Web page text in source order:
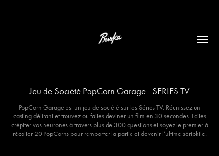
Jeu de Société PopCorn Garage - SERIES TV
PopCorn Garage est un jeu de société sur les Séries TV. Réunissez un
casting délirant et trouvez ou faites deviner un film en 30 secondes. Faites
crépiter vos neurones à travers plus de 300 questions et soyez le premier à
récolter 20 PopCorns pour remporter la partie et devenir l’ultime sériphile.